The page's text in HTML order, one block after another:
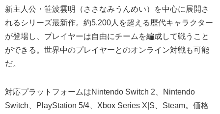
新主人公・笹波雲明（ささなみうんめい）を中心に展開さ
れるシリーズ最新作。約5,200人を超える歴代キャラクター
が登場し、プレイヤーは自由にチームを編成して戦うこと
ができる。世界中のプレイヤーとのオンライン対戦も可能
だ。
対応プラットフォームはNintendo Switch 2、Nintendo
Switch、PlayStation 5/4、Xbox Series X|S、Steam。価格